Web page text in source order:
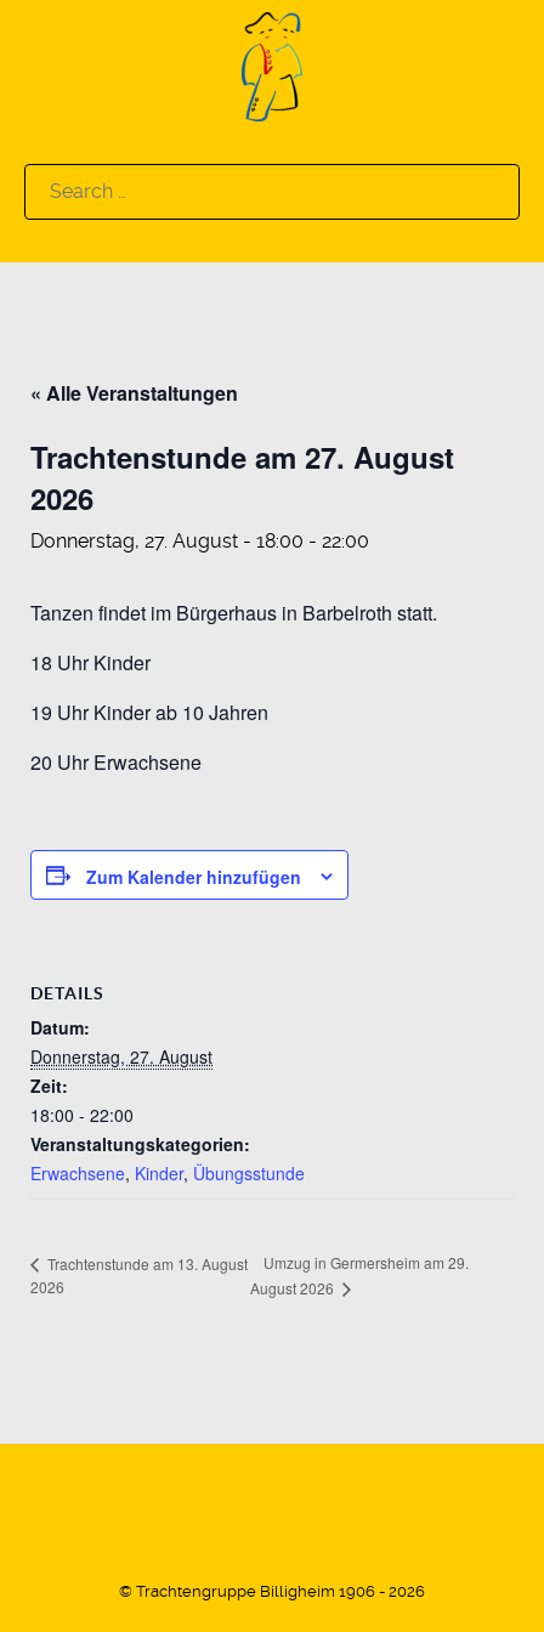
Search
for:
« Alle Veranstaltungen
Trachtenstunde am 27. August
2026
Donnerstag, 27. August - 18:00 - 22:00
Tanzen findet im Bürgerhaus in Barbelroth statt.
18 Uhr Kinder
19 Uhr Kinder ab 10 Jahren
20 Uhr Erwachsene
Zum Kalender hinzufügen
DETAILS
Datum:
Donnerstag, 27. August
Zeit:
18:00 - 22:00
Veranstaltungskategorien:
Erwachsene, Kinder, Übungsstunde
Trachtenstunde am 13. August
2026
Umzug in Germersheim am 29.
August 2026
© Trachtengruppe Billigheim 1906 - 2026